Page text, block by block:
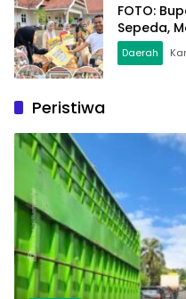
FOTO:
Sepeda,
Daerah
Peristiwa